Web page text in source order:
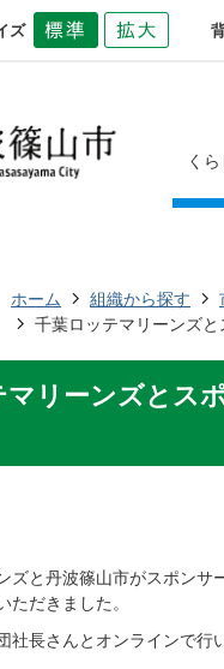
ズ
く
ホーム 組織から探す
千葉ロッテマリーンズ
リーンズとス
ズと丹波篠山市がスポンサ
ただきました。
社長さんとオンラインで行